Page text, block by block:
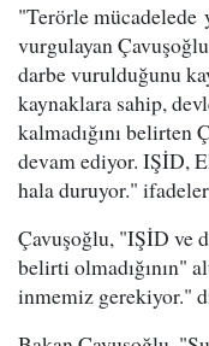
"Terörle
vurgulayan
darbe vurulduğunu
kaynaklara sahip,
kalmadığını belirten
devam ediyor. IŞİD,
hala duruyor."
Çavuşoğlu, "IŞİD ve
belirti olmadığının"
inmemiz gerekiyor."